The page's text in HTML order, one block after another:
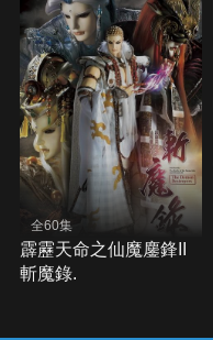
全60集
霹靂天命之仙魔鏖鋒II
斬魔錄.